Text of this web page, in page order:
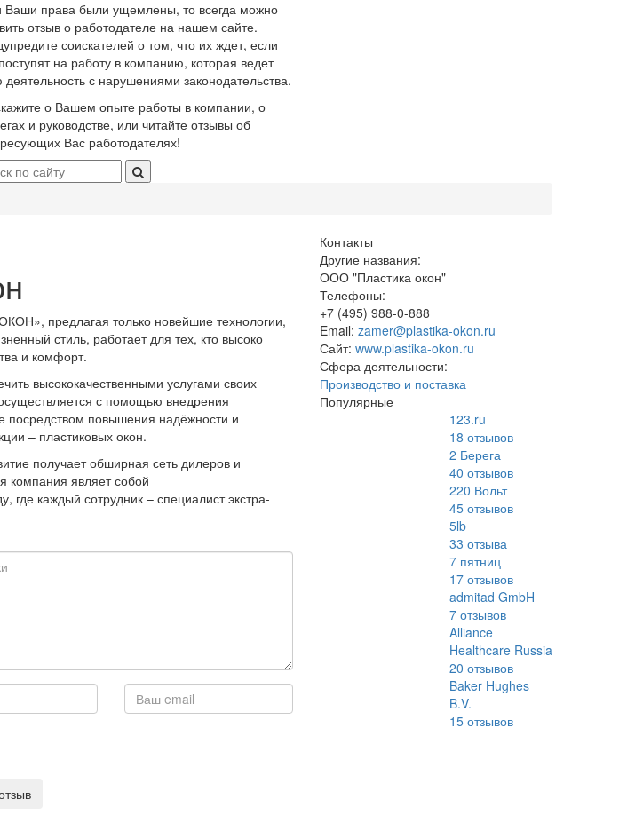
Ваши права были ущемлены, то всегда можно
отзыв о работодателе на нашем сайте.
соискателей о том, что их ждет, если
на работу в компанию, которая ведет
деятельность с нарушениями законодательства.
о Вашем опыте работы в компании, о
и руководстве, или читайте отзывы об
Вас работодателях!
предлагая только новейшие технологии,
стиль, работает для тех, кто высоко
и комфорт.
высококачественными услугами своих
с помощью внедрения
посредством повышения надёжности и
– пластиковых окон.
получает обширная сеть дилеров и
компания являет собой
где каждый сотрудник – специалист экстра-
Контакты
Другие названия:
ООО "Пластика окон"
Телефоны:
+7 (495) 988-0-888
Email: zamer@plastika-okon.ru
Сайт: www.plastika-okon.ru
Сфера деятельности:
Производство и поставка
Популярные
123.ru
18 отзывов
2 Берега
40 отзывов
220 Вольт
45отзывов
5lb
33 отзыва
7 пятниц
17отзывов
admitad GmbH
7отзывов
Alliance
Healthcare Russia
20 отзывов
Baker Hughes
B.V.
15отзывов